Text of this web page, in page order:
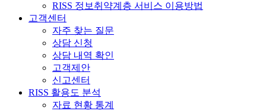
RISS 정보취약계층 서비스 이용방법
고객센터
자주 찾는 질문
상담 신청
상담 내역 확인
고객제안
신고센터
RISS 활용도 분석
자료 현황 통계